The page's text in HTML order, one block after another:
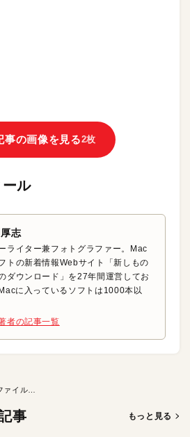
事の画像を見る2枚
ル
志
ライター兼フォトグラファー。Mac
トの新着情報Webサイト「新しもの
ダウンロード」を27年間運営してお
に入っているソフトは1000本以
者の記事一覧
事 もっと見る